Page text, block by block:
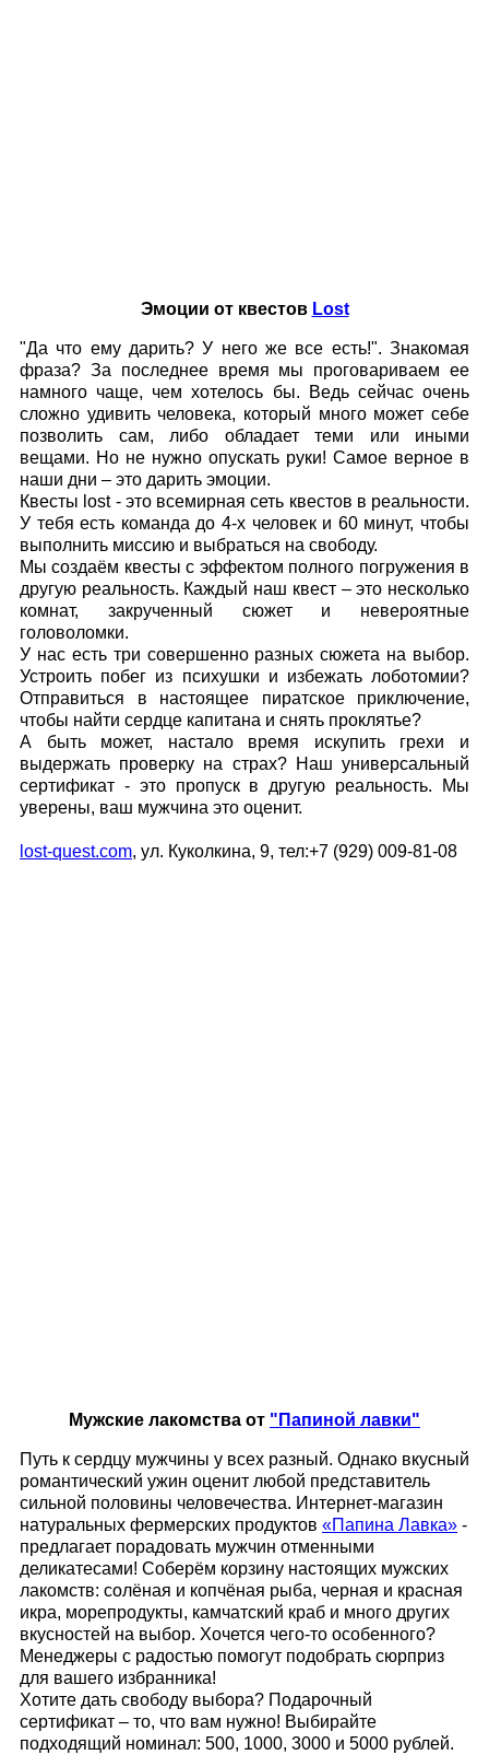
Эмоции от квестов Lost
"Да что ему дарить? У него же все есть!". Знакомая
фраза? За последнее время мы проговариваем ее
намного чаще, чем хотелось бы. Ведь сейчас очень
сложно удивить человека, который много может себе
позволить сам, либо обладает теми или иными
вещами. Но не нужно опускать руки! Самое верное в
наши дни – это дарить эмоции.
Квесты lost - это всемирная сеть квестов в реальности.
У тебя есть команда до 4-х человек и 60 минут, чтобы
выполнить миссию и выбраться на свободу.
Мы создаём квесты с эффектом полного погружения в
другую реальность. Каждый наш квест – это несколько
комнат, закрученный сюжет и невероятные
головоломки.
У нас есть три совершенно разных сюжета на выбор.
Устроить побег из психушки и избежать лоботомии?
Отправиться в настоящее пиратское приключение,
чтобы найти сердце капитана и снять проклятье?
А быть может, настало время искупить грехи и
выдержать проверку на страх? Наш универсальный
сертификат - это пропуск в другую реальность. Мы
уверены, ваш мужчина это оценит.
lost-quest.com, ул. Куколкина, 9, тел:+7 (929) 009-81-08
Мужские лакомства от "Папиной лавки"
Путь к сердцу мужчины у всех разный. Однако вкусный
романтический ужин оценит любой представитель
сильной половины человечества. Интернет-магазин
натуральных фермерских продуктов «Папина Лавка» -
предлагает порадовать мужчин отменными
деликатесами! Соберём корзину настоящих мужских
лакомств: солёная и копчёная рыба, черная и красная
икра, морепродукты, камчатский краб и много других
вкусностей на выбор. Хочется чего-то особенного?
Менеджеры с радостью помогут подобрать сюрприз
для вашего избранника!
Хотите дать свободу выбора? Подарочный
сертификат – то, что вам нужно! Выбирайте
подходящий номинал: 500, 1000, 3000 и 5000 рублей.